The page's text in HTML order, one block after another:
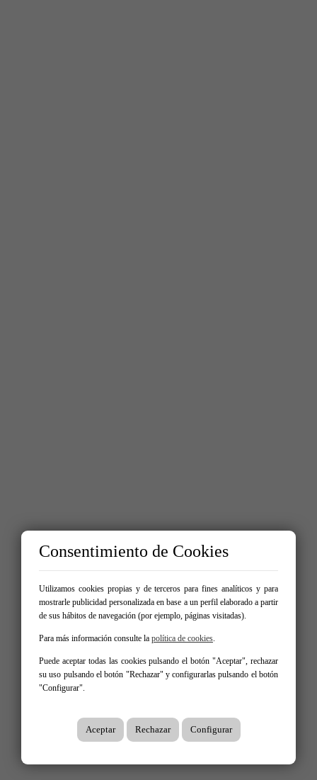
Consentimiento de Cookies
Utilizamos cookies propias y de terceros para fines analíticos y para
mostrarle publicidad personalizada en base a un perfil elaborado a partir
de sus hábitos de navegación (por ejemplo, páginas visitadas).
Para más información consulte la política de cookies.
Puede aceptar todas las cookies pulsando el botón "Aceptar", rechazar
su uso pulsando el botón "Rechazar" y configurarlas pulsando el botón
"Configurar".
Aceptar Rechazar Configurar